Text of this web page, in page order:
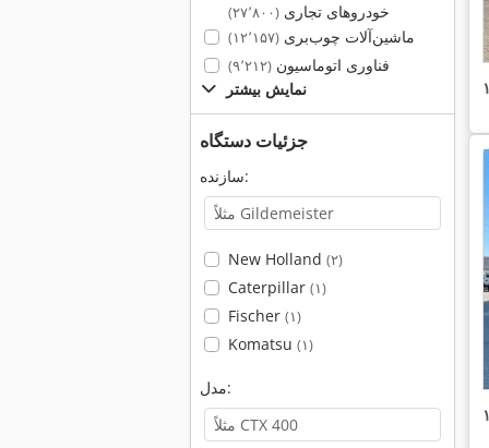
خودروهای تجاری(۲۷٬۸۰۰)
ماشین‌آلات چوب‌بری(۱۲٬۱۵۷)
فناوری اتوماسیون(۹٬۲۱۲)
نمایش بیشتر
جزئیات دستگاه
سازنده:
New Holland (۲)
Caterpillar (۱)
Fischer (۱)
Komatsu (۱)
مدل: